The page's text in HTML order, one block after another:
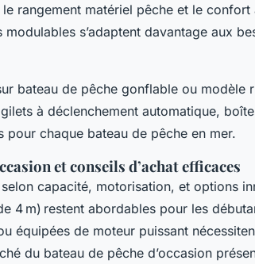
rangement matériel pêche et le
s’adaptent davantage aux
bateau de pêche gonflable ou modèle
à déclenchement automatique,
pour chaque bateau de pêche en mer.
et conseils d’achat efficaces
capacité, motorisation, et options
4 m) restent abordables pour les
équipées de moteur puissant
du bateau de pêche d’occasion